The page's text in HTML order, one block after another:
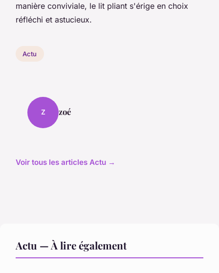
manière conviviale, le lit pliant s'érige en choix
réfléchi et astucieux.
Actu
Z zoé
Voir tous les articles Actu →
Actu — À lire également